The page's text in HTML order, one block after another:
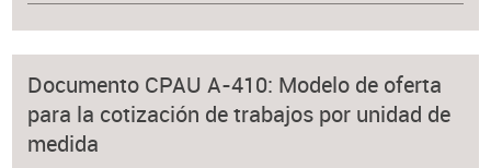
Documento CPAU A-410: Modelo de oferta
para la cotización de trabajos por unidad de
medida